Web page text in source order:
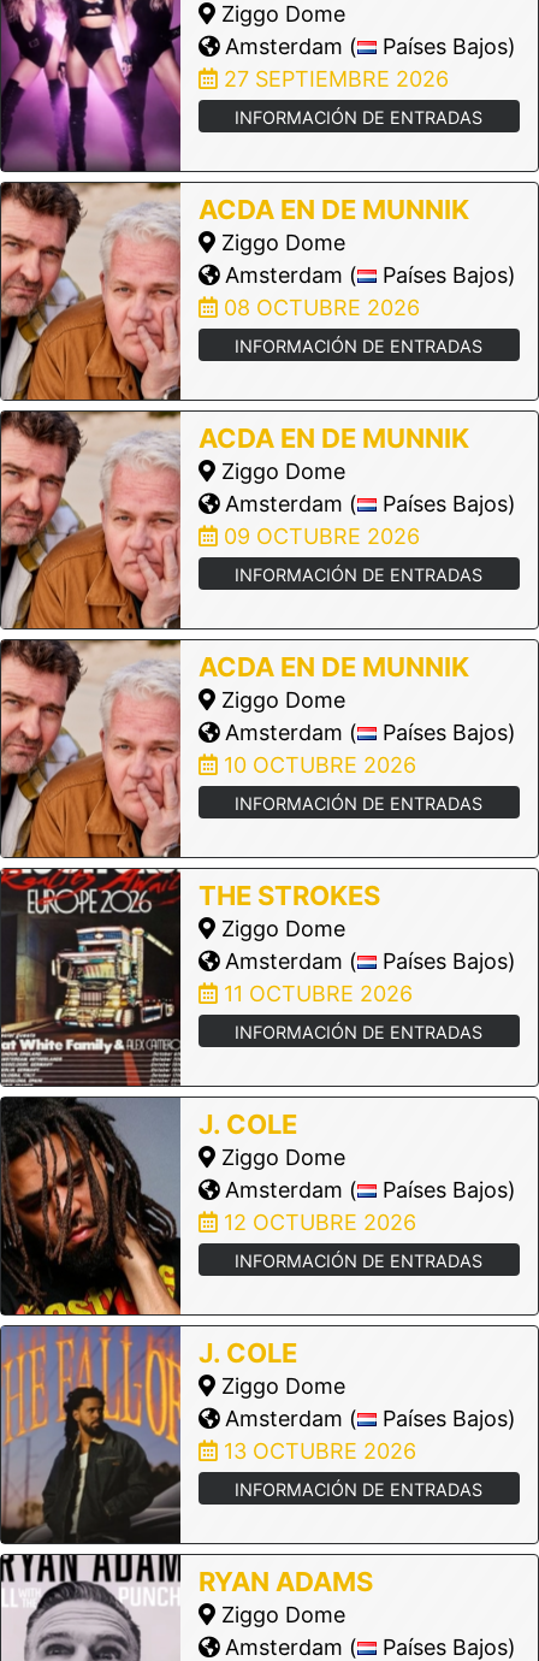
Ziggo Dome
Amsterdam (
Países Bajos)
27 SEPTIEMBRE 2026
INFORMACIÓN DE ENTRADAS
ACDA EN DE MUNNIK
Ziggo Dome
Amsterdam (
Países Bajos)
08 OCTUBRE 2026
INFORMACIÓN DE ENTRADAS
ACDA EN DE MUNNIK
Ziggo Dome
Amsterdam (
Países Bajos)
09 OCTUBRE 2026
INFORMACIÓN DE ENTRADAS
ACDA EN DE MUNNIK
Ziggo Dome
Amsterdam (
Países Bajos)
10 OCTUBRE 2026
INFORMACIÓN DE ENTRADAS
THE STROKES
Ziggo Dome
Amsterdam (
Países Bajos)
11 OCTUBRE 2026
INFORMACIÓN DE ENTRADAS
J. COLE
Ziggo Dome
Amsterdam (
Países Bajos)
12 OCTUBRE 2026
INFORMACIÓN DE ENTRADAS
J. COLE
Ziggo Dome
Amsterdam (
Países Bajos)
13 OCTUBRE 2026
INFORMACIÓN DE ENTRADAS
RYAN ADAMS
Ziggo Dome
Amsterdam (
Países Bajos)